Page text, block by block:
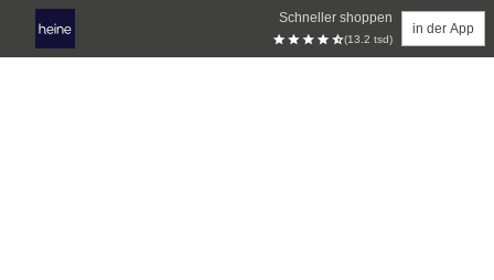
Schneller shoppen
(13.2 tsd)
in der App